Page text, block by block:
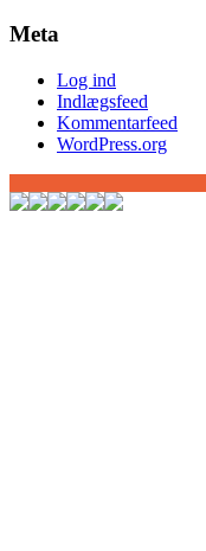
Meta
Log ind
Indlægsfeed
Kommentarfeed
WordPress.org